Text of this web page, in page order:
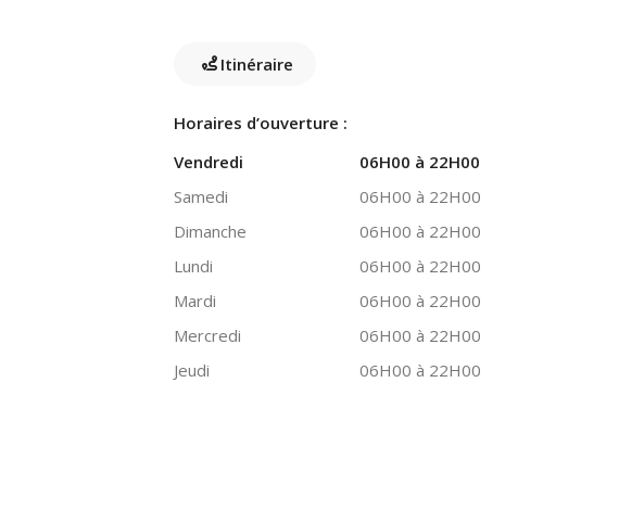
Itinéraire
Horaires d’ouverture :
Vendredi
06H00 à 22H00
Samedi
06H00 à 22H00
Dimanche
06H00 à 22H00
Lundi
06H00 à 22H00
Mardi
06H00 à 22H00
Mercredi
06H00 à 22H00
Jeudi
06H00 à 22H00